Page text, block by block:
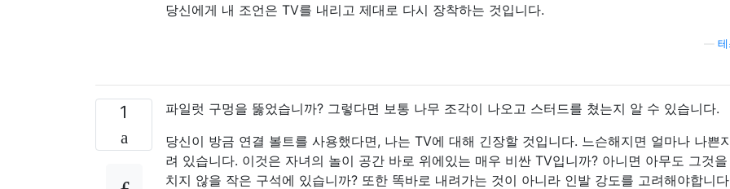
당신에게 내 조언은 TV를 내리고 제대로 다시 장착하는 것입니다.
테
1
파일럿 구멍을 뚫었습니까? 그렇다면 보통 나무 조각이 나오고 스터드를 쳤는지 알 수 있습니다.
당신이 방금 연결 볼트를 사용했다면, 나는 TV에 대해 긴장할 것입니다. 느슨해지면 얼마나 나쁜
려 있습니다. 이것은 자녀의 놀이 공간 바로 위에있는 매우 비싼 TV입니까? 아니면 아무도 그것을
치지 않을 작은 구석에 있습니까? 또한 똑바로 내려가는 것이 아니라 인발 강도를 고려해야합니